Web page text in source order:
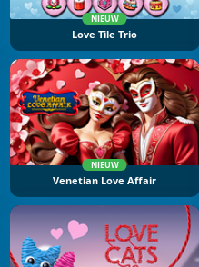
NIEUW
Love Tile Trio
NIEUW
Venetian Love Affair